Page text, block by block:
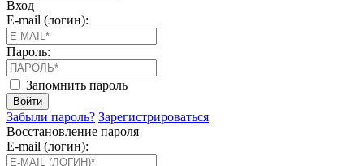
Вход
E-mail (логин):
Пароль:
Запомнить пароль
Войти
Забыли пароль? Зарегистрироваться
Восстановление пароля
E-mail (логин):